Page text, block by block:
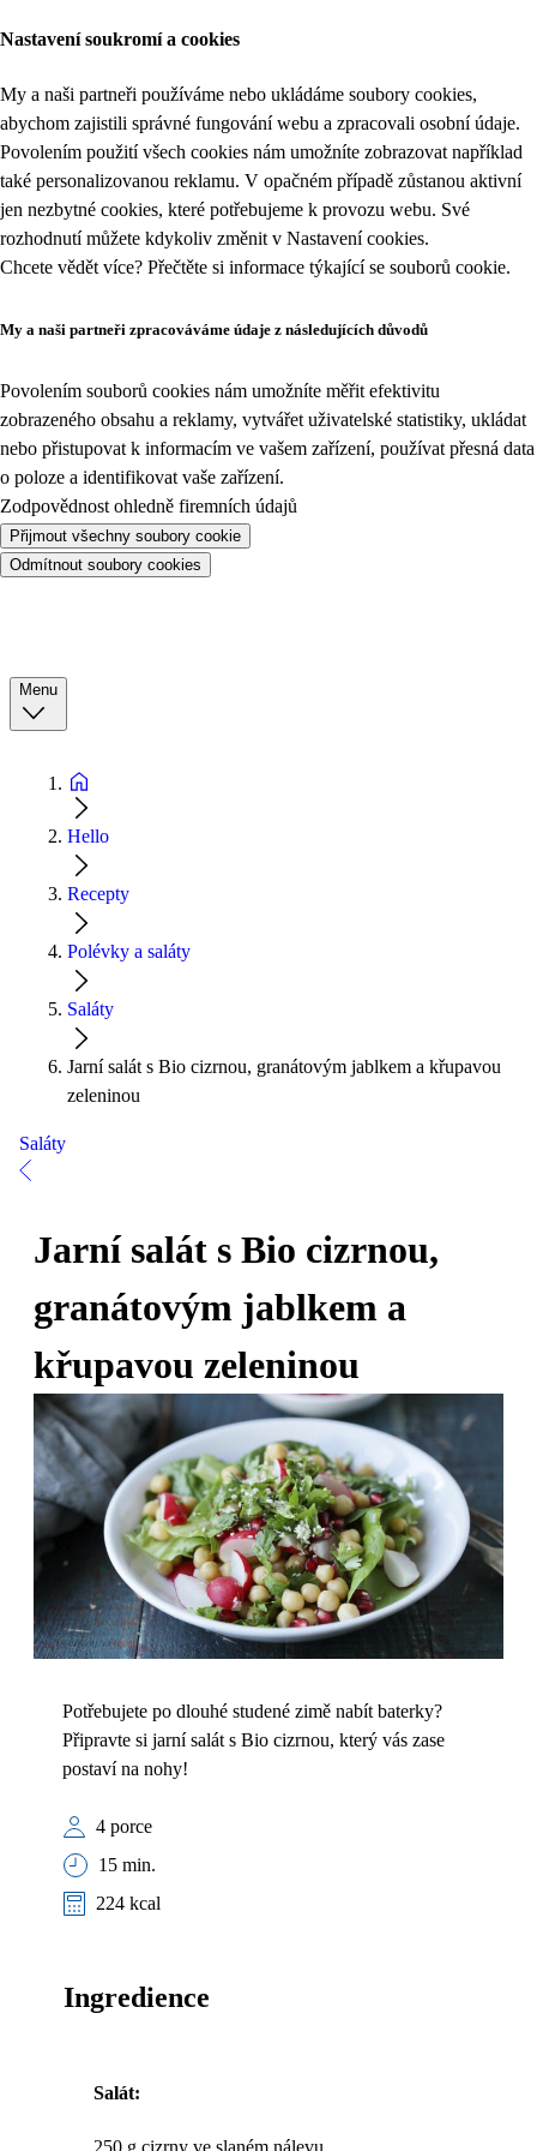
Nastavení soukromí a cookies
My a naši partneři používáme nebo ukládáme soubory cookies,
abychom zajistili správné fungování webu a zpracovali osobní údaje.
Povolením použití všech cookies nám umožníte zobrazovat například
také personalizovanou reklamu. V opačném případě zůstanou aktivní
jen nezbytné cookies, které potřebujeme k provozu webu. Své
rozhodnutí můžete kdykoliv změnit v Nastavení cookies.
Chcete vědět více? Přečtěte si informace týkající se souborů cookie.
My a naši partneři zpracováváme údaje z následujících důvodů
Povolením souborů cookies nám umožníte měřit efektivitu
zobrazeného obsahu a reklamy, vytvářet uživatelské statistiky, ukládat
nebo přistupovat k informacím ve vašem zařízení, používat přesná data
o poloze a identifikovat vaše zařízení.
Zodpovědnost ohledně firemních údajů
Přijmout všechny soubory cookie
Odmítnout soubory cookies
Menu
Hello
Recepty
Polévky a saláty
Saláty
Jarní salát s Bio cizrnou, granátovým jablkem a křupavou
zeleninou
Saláty
Jarní salát s Bio cizrnou,
granátovým jablkem a
křupavou zeleninou
Potřebujete po dlouhé studené zimě nabít baterky?
Připravte si jarní salát s Bio cizrnou, který vás zase
postaví na nohy!
4 porce
15 min.
224 kcal
Ingredience
Salát:
250 g cizrny ve slaném nálevu